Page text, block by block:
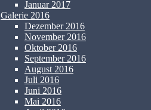
Januar 2017
Galerie 2016
Dezember 2016
November 2016
Oktober 2016
September 2016
August 2016
Juli 2016
Juni 2016
Mai 2016